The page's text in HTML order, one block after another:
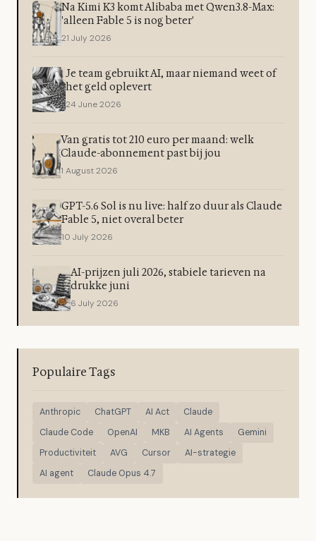
Na Kimi K3 komt Alibaba met Qwen3.8-Max:
'alleen Fable 5 is nog beter'
21 July 2026
Je team gebruikt AI, maar niemand weet of
het geld oplevert
24 June 2026
Van gratis tot 210 euro per maand: welk
Claude-abonnement past bij jou
1 August 2026
GPT-5.6 Sol is nu live: half zo duur als Claude
Fable 5, niet overal beter
10 July 2026
AI-prijzen juli 2026, stabiele tarieven na
drukke juni
6 July 2026
Populaire Tags
Anthropic ChatGPT AI Act
Claude
Claude Code
OpenAI MKB AI Agents
Gemini
Productiviteit
AVG Cursor
AI-strategie
AI agent
Claude Opus 4.7